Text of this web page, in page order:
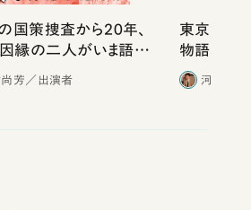
策捜査から20年、
縁の二人がいま語り
芳／出演者
東京は都
物語」に
河野有